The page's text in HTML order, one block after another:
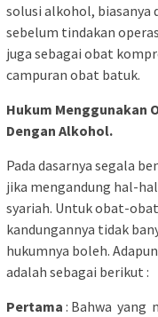
solusi alkohol,
sebelum tindakan
juga sebagai obat
campuran obat batuk.
Hukum Menggunakan
Dengan Alkohol.
Pada dasarnya segala
jika mengandung hal-
syariah. Untuk obat-
kandungannya tidak
hukumnya boleh.
adalah sebagai berikut :
Pertama : Bahwa yang